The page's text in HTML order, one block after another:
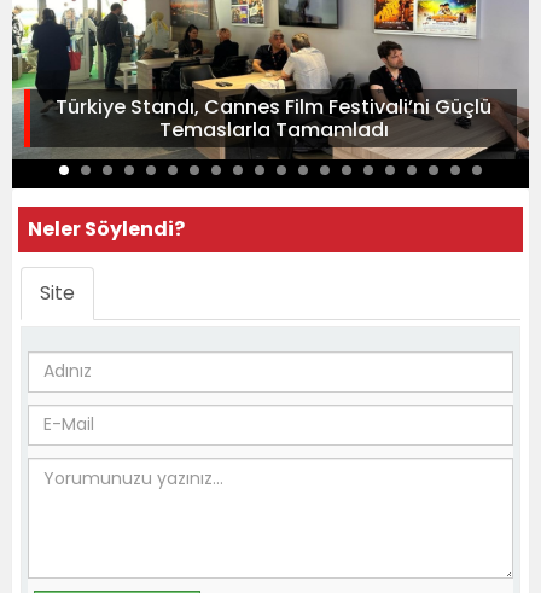
Türkiye Standı, Cannes Film Festivali’ni Güçlü
Temaslarla Tamamladı
Neler Söylendi?
Site